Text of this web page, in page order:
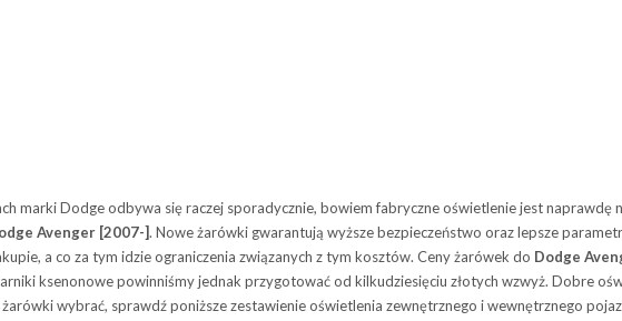
marki Dodge odbywa się raczej sporadycznie, bowiem fabryczne oświetlenie jest
Avenger [2007-]. Nowe żarówki gwarantują wyższe bezpieczeństwo oraz lepsze
a co za tym idzie ograniczenia związanych z tym kosztów. Ceny żarówek do Dodge
ksenonowe powinniśmy jednak przygotować od kilkudziesięciu złotych wzwyż. Dobre
wybrać, sprawdź poniższe zestawienie oświetlenia zewnętrznego i wewnętrznego